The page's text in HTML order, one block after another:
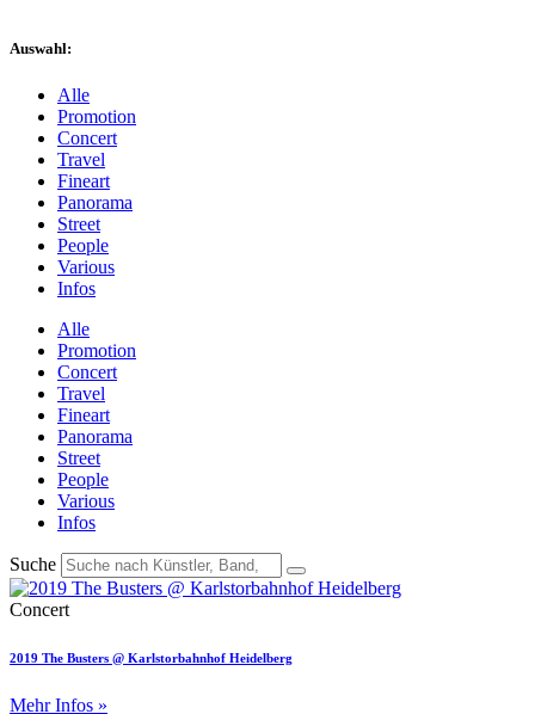
Auswahl:
Alle
Promotion
Concert
Travel
Fineart
Panorama
Street
People
Various
Infos
Alle
Promotion
Concert
Travel
Fineart
Panorama
Street
People
Various
Infos
Suche
Concert
2019 The Busters @ Karlstorbahnhof Heidelberg
Mehr Infos »